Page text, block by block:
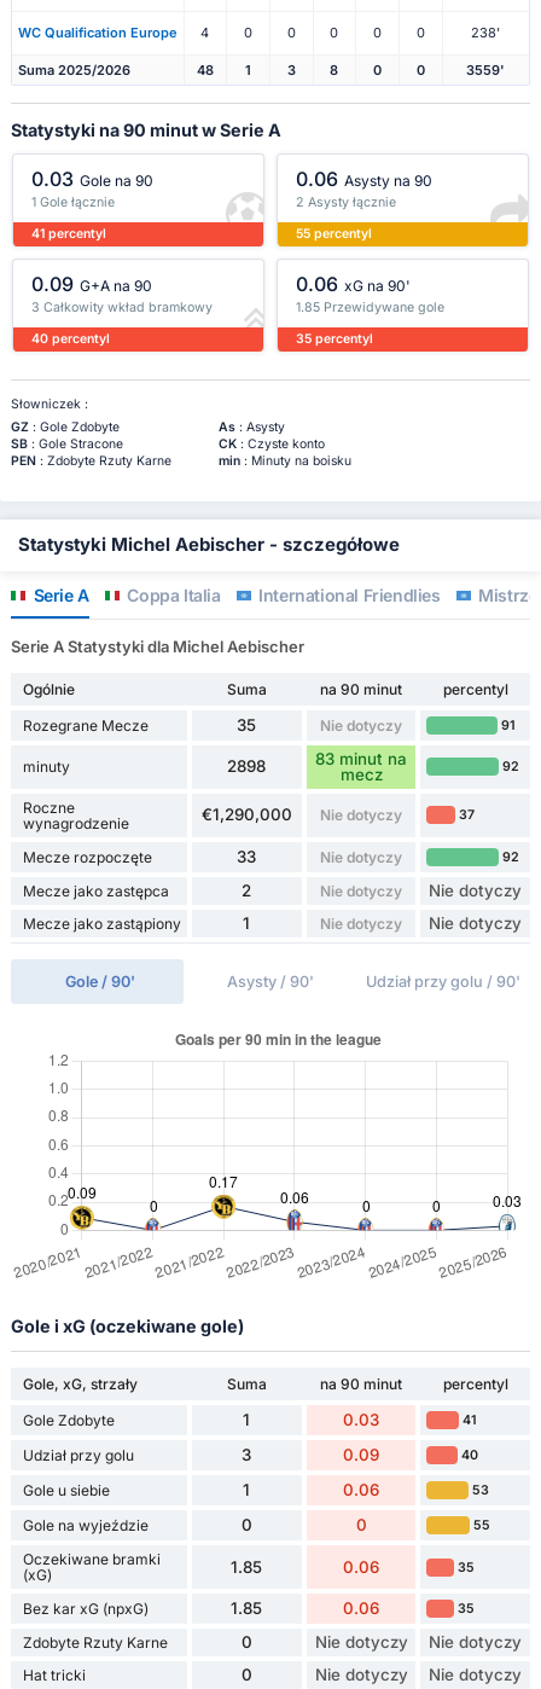
WC Qualification Europe 4 0 0 0 0 0 238'
Suma 2025/2026 48 1 3 8 0 0 3559'
Statystyki na 90 minut w Serie A
0.03 Gole na 90
1 Gole łącznie
41 percentyl
0.06 Asysty na 90
2 Asysty łącznie
55 percentyl
0.09 G+A na 90
3 Całkowity wkład bramkowy
40 percentyl
0.06 xG na 90'
1.85 Przewidywane gole
35 percentyl
Słowniczek :
GZ: Gole Zdobyte As: Asysty
SB: Gole Stracone CK: Czyste konto
PEN: Zdobyte Rzuty Karne min: Minuty na boisku
Statystyki Michel Aebischer - szczegółowe
Serie A Coppa Italia International Friendlies
Serie A Statystyki dla Michel Aebischer
Ogólnie Suma na 90 minut
percentyl
Rozegrane Mecze
35 Nie dotyczy 91
minuty 2898
83 minut na
mecz
92
Roczne
wynagrodzenie
€1,290,000 Nie dotyczy 37
Mecze rozpoczęte 33 Nie dotyczy 92
Mecze jako zastępca 2 Nie dotyczy Nie dotyczy
Mecze jako zastąpiony 1 Nie dotyczy Nie dotyczy
Gole / 90' Asysty / 90' Udział przy golu / 90'
Gole i xG (oczekiwane gole)
Gole, xG, strzały Suma na 90 minut
percentyl
Gole Zdobyte
1 0.03 41
Udział przy golu 3 0.09 40
Gole u siebie 1 0.06 53
Gole na wyjeździe 0 0 55
Oczekiwane bramki
(xG)
1.85 0.06 35
Bez kar xG (npxG) 1.85 0.06 35
Zdobyte Rzuty Karne 0 Nie dotyczy Nie dotyczy
Hat tricki 0 Nie dotyczy Nie dotyczy